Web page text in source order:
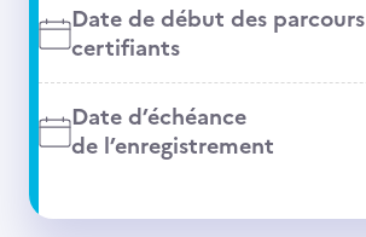
Date de début des parcours
certifiants
Date d’échéance
de l’enregistrement